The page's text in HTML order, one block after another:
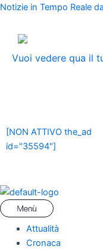
Vai
contenuto
Notizie in Tempo Reale
Vuoi vedere qua il
[NON ATTIVO the_ad
id="35594"]
Menu
Attualità
Cronaca
Navigazione